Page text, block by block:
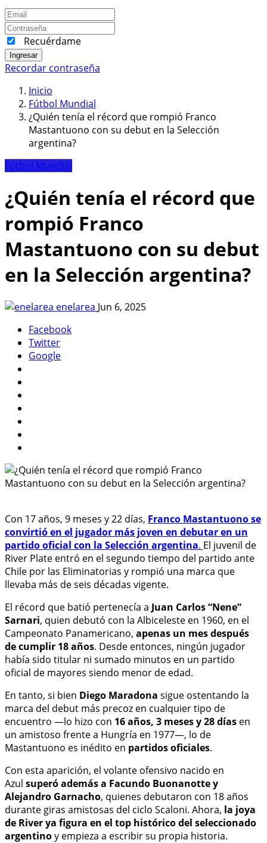
Recuérdame
Ingresar
Recordar contraseña
Inicio
Fútbol Mundial
¿Quién tenía el récord que rompió Franco
Mastantuono con su debut en la Selección
argentina?
Fútbol Mundial
¿Quién tenía el récord que
rompió Franco
Mastantuono con su debut
en la Selección argentina?
enelarea Jun 6, 2025
Facebook
Twitter
Google
Con 17 años, 9 meses y 22 días, Franco Mastantuono se
convirtió en el jugador más joven en debutar en un
partido oficial con la Selección argentina. El juvenil de
River Plate entró en el segundo tiempo del partido ante
Chile por las Eliminatorias y rompió una marca que
llevaba más de seis décadas vigente.
El récord que batió pertenecía a Juan Carlos “Nene”
Sarnari, quien debutó con la Albiceleste en 1960, en el
Campeonato Panamericano, apenas un mes después
de cumplir 18 años. Desde entonces, ningún jugador
había sido titular ni sumado minutos en un partido
oficial de mayores siendo menor de edad.
En tanto, si bien Diego Maradona sigue ostentando la
marca del debut más precoz en cualquier tipo de
encuentro —lo hizo con 16 años, 3 meses y 28 días en
un amistoso frente a Hungría en 1977—, lo de
Mastantuono es inédito en partidos oficiales.
Con esta aparición, el volante ofensivo nacido en
Azul superó además a Facundo Buonanotte y
Alejandro Garnacho, quienes debutaron con 18 años
durante giras amistosas del ciclo Scaloni. Ahora, la joya
de River ya figura en el top histórico del seleccionado
argentinoy empieza a escribir su propia historia.